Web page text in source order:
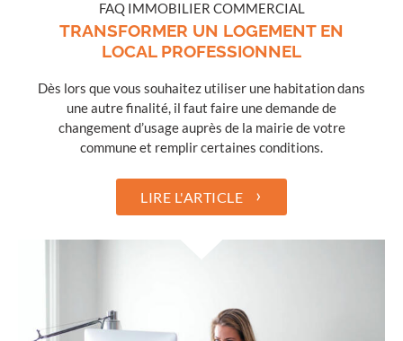
FAQ IMMOBILIER COMMERCIAL
TRANSFORMER UN LOGEMENT EN
LOCAL PROFESSIONNEL
Dès lors que vous souhaitez utiliser une habitation dans
une autre finalité, il faut faire une demande de
changement d’usage auprès de la mairie de votre
commune et remplir certaines conditions.
LIRE L'ARTICLE ›